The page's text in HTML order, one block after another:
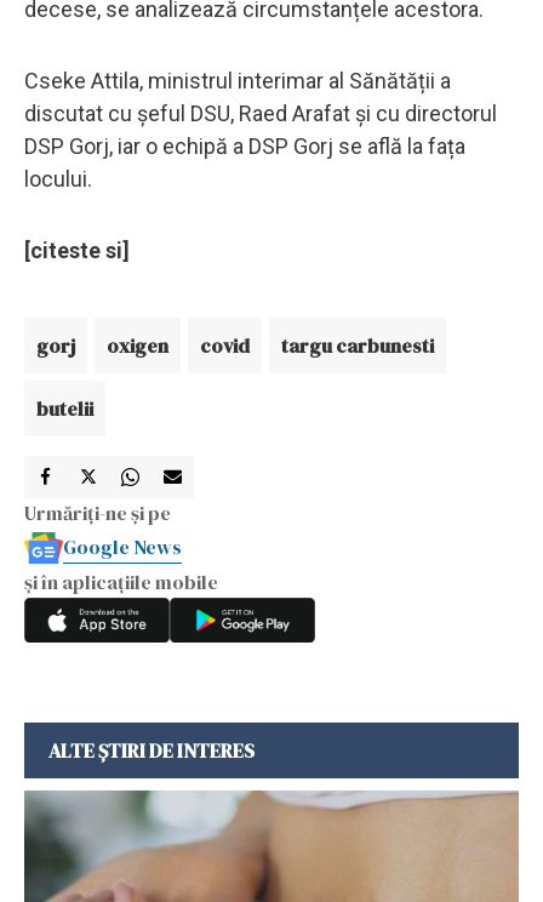
decese, se analizează circumstanțele acestora.
Cseke Attila, ministrul interimar al Sănătății a
discutat cu șeful DSU, Raed Arafat și cu directorul
DSP Gorj, iar o echipă a DSP Gorj se află la fața
locului.
[citeste si]
gorj oxigen covid targu carbunesti
butelii
Urmăriți-ne și pe
Google News
și în aplicațiile mobile
ALTE ȘTIRI DE INTERES